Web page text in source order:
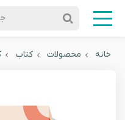
خانه محصولات کتاب